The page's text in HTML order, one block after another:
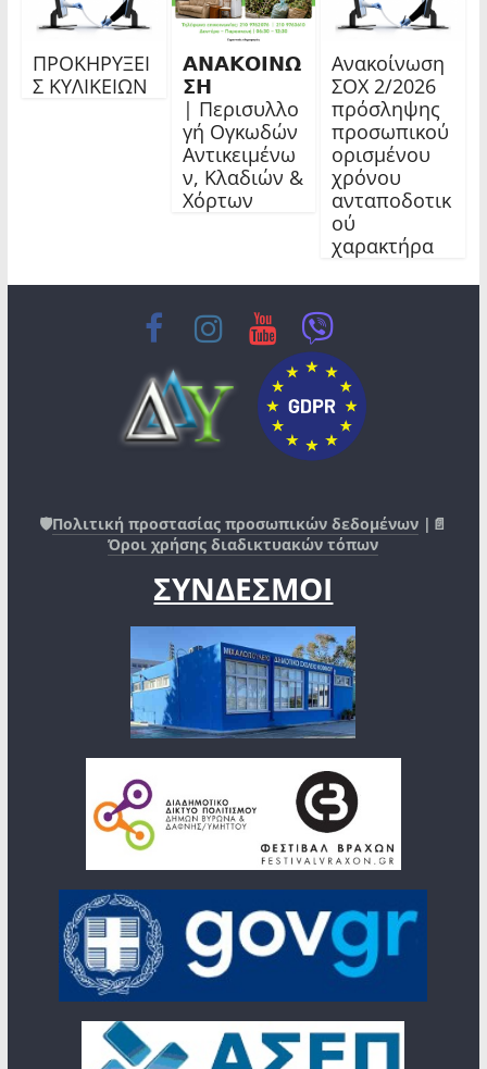
ΠΡΟΚΗΡΥΞΕΙ
Σ ΚΥΛΙΚΕΙΩΝ
𝝖𝝢𝝖𝝟𝝤𝝞𝝢𝝮
𝝨𝝜
| Περισυλλο
γή Ογκωδών
Αντικειμένω
ν, Κλαδιών &
Χόρτων
Ανακοίνωση
ΣΟΧ 2/2026
πρόσληψης
προσωπικού
ορισμένου
χρόνου
ανταποδοτικ
ού
χαρακτήρα
🛡️Πολιτική προστασίας προσωπικών δεδομένων |📄
Όροι χρήσης διαδικτυακών τόπων
ΣΥΝΔΕΣΜΟΙ